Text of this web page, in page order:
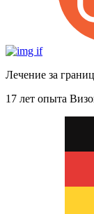
Лечение за
17 лет опыта